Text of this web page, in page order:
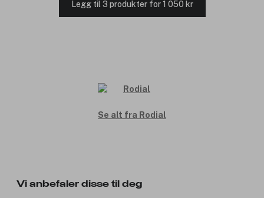
Legg til 3 produkter for 1 050 kr
Se alt fra Rodial
Vi anbefaler disse til deg